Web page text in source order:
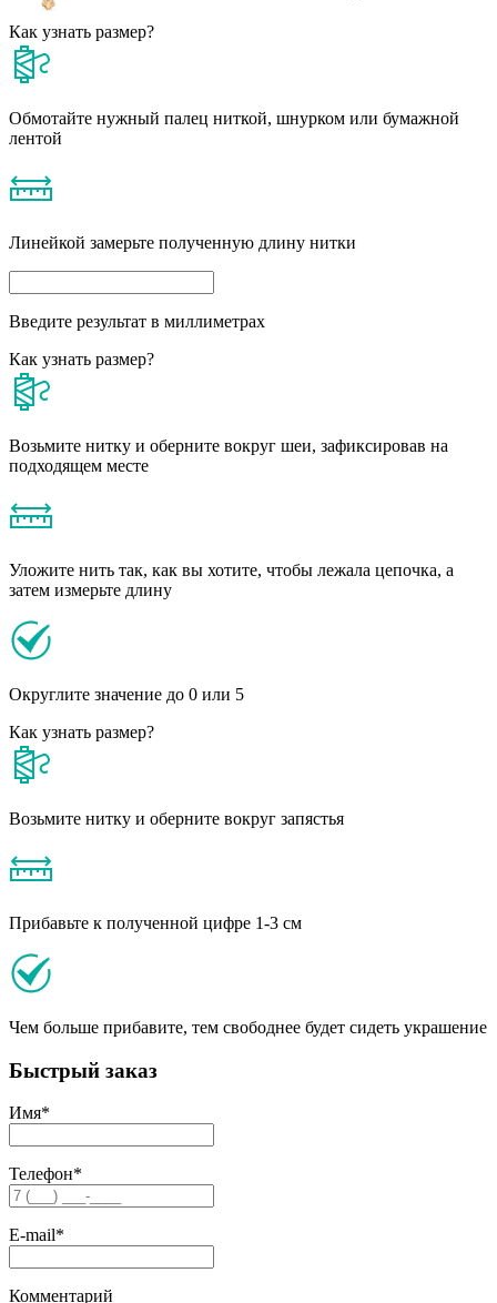
Как узнать размер?
Обмотайте нужный палец ниткой, шнурком или бумажной
лентой
Линейкой замерьте полученную длину нитки
Введите результат в миллиметрах
Как узнать размер?
Возьмите нитку и оберните вокруг шеи, зафиксировав на
подходящем месте
Уложите нить так, как вы хотите, чтобы лежала цепочка, а
затем измерьте длину
Округлите значение до 0 или 5
Как узнать размер?
Возьмите нитку и оберните вокруг запястья
Прибавьте к полученной цифре 1-3 см
Чем больше прибавите, тем свободнее будет сидеть украшение
Быстрый заказ
Имя*
Телефон*
E-mail*
Комментарий